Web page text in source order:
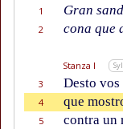
1
Gran
2
cona que
Stanza I
3 Desto
4
que
5
contra un